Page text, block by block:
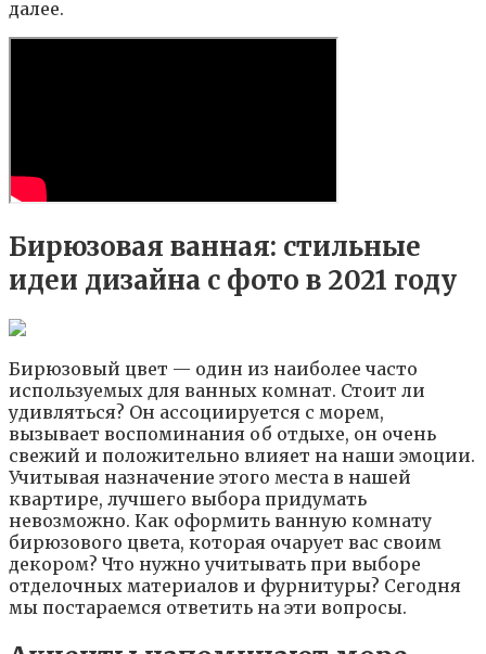
далее.
Бирюзовая ванная: стильные
идеи дизайна с фото в 2021 году
Бирюзовый цвет — один из наиболее часто
используемых для ванных комнат. Стоит ли
удивляться? Он ассоциируется с морем,
вызывает воспоминания об отдыхе, он очень
свежий и положительно влияет на наши эмоции.
Учитывая назначение этого места в нашей
квартире, лучшего выбора придумать
невозможно. Как оформить ванную комнату
бирюзового цвета, которая очарует вас своим
декором? Что нужно учитывать при выборе
отделочных материалов и фурнитуры? Сегодня
мы постараемся ответить на эти вопросы.